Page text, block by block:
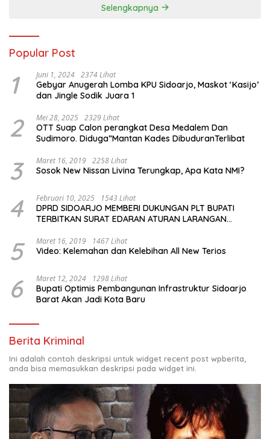
Selengkapnya
Popular Post
1 Juni 1, 2024 2374 Lihat
Gebyar Anugerah Lomba KPU Sidoarjo, Maskot ‘Kasijo’
dan Jingle Sodik Juara 1
2 Mei 28, 2025 2329 Lihat
OTT Suap Calon perangkat Desa Medalem Dan
Sudimoro. Diduga”Mantan Kades DibuduranTerlibat
3 Maret 16, 2019 2258 Lihat
Sosok New Nissan Livina Terungkap, Apa Kata NMI?
4 Februari 10, 2025 1543 Lihat
DPRD SIDOARJO MEMBERI DUKUNGAN PLT BUPATI
TERBITKAN SURAT EDARAN ATURAN LARANGAN
KELUAR KOTA
5 Maret 16, 2019 1467 Lihat
Video: Kelemahan dan Kelebihan All New Terios
6 Maret 12, 2024 1298 Lihat
Bupati Optimis Pembangunan Infrastruktur Sidoarjo
Barat Akan Jadi Kota Baru
Berita Kriminal
Ini adalah contoh deskripsi untuk widget recent post wpberita,
anda bisa memasukkan deskripsi pada widget ini.